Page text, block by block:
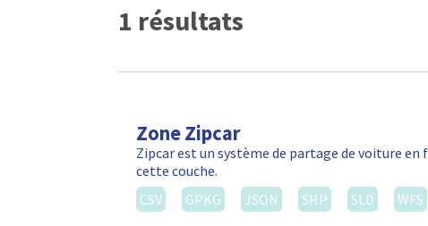
1 résultats
Zone Zipcar
Zipcar est un système de partage de voiture
cette couche.
CSV
GPKG JSON SHP SLD WFS